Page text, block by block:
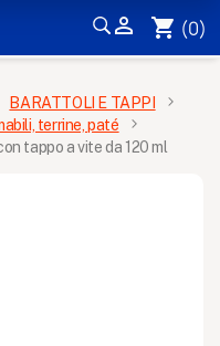
 shopping_cart (0)
BARATTOLI E TAPPI
terrine, paté
tappo a vite da 120 ml×